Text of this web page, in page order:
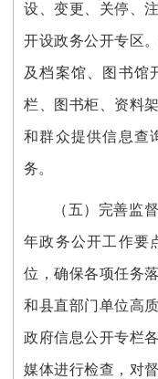
设、变更、关停、
开设政务公开专区
及档案馆、图书馆
栏、图书柜、资料
和群众提供信息查
务。
（五）完善监
年政务公开工作要
位，确保各项任务
和县直部门单位高
政府信息公开专栏
媒体进行检查，对